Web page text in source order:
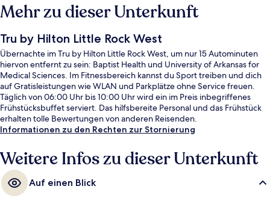
Mehr zu dieser Unterkunft
Tru by Hilton Little Rock West
Übernachte im Tru by Hilton Little Rock West, um nur 15 Autominuten
hiervon entfernt zu sein: Baptist Health und University of Arkansas for
Medical Sciences. Im Fitnessbereich kannst du Sport treiben und dich
auf Gratisleistungen wie WLAN und Parkplätze ohne Service freuen.
Täglich von 06:00 Uhr bis 10:00 Uhr wird ein im Preis inbegriffenes
Frühstücksbuffet serviert. Das hilfsbereite Personal und das Frühstück
erhalten tolle Bewertungen von anderen Reisenden.
Informationen zu den Rechten zur Stornierung
Weitere Infos zu dieser Unterkunft
Auf einen Blick